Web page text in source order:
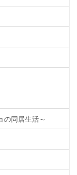
の同居生活～